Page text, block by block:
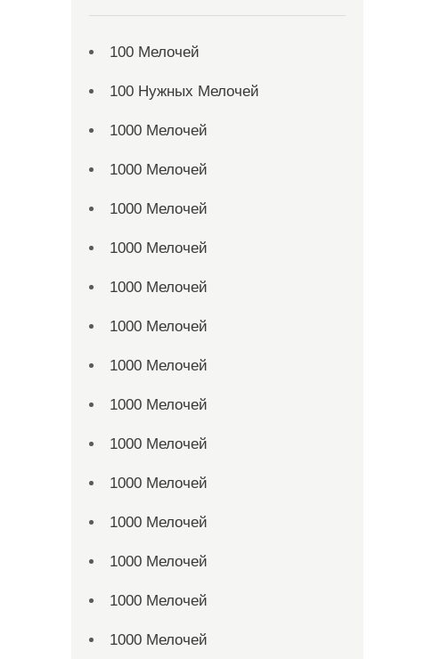
100 Мелочей
100 Нужных Мелочей
1000 Мелочей
1000 Мелочей
1000 Мелочей
1000 Мелочей
1000 Мелочей
1000 Мелочей
1000 Мелочей
1000 Мелочей
1000 Мелочей
1000 Мелочей
1000 Мелочей
1000 Мелочей
1000 Мелочей
1000 Мелочей